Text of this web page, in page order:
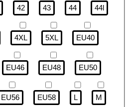
42 43 44 44l
4XL 5XL EU40
EU46 EU48 EU50
EU56 EU58 L M